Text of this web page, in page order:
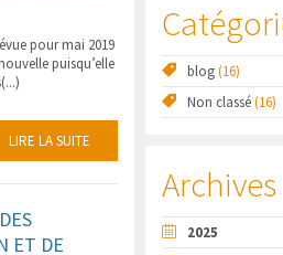
pour mai 2019
puisqu’elle
LIRE LA SUITE
ET DE
blog(16)
Non classé(16)
Archives
2025